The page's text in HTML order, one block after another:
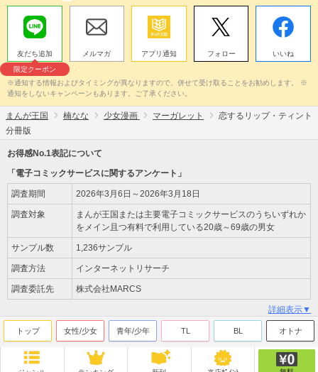
友だち追加
限定クーポン
メルマガ アプリ通知 フォロー いいね
※通知する情報およびタイミングが異なりますので、併せて受け取ることをお勧めします。 ※
通知をしないキャンペーンもあります。ご了承ください。
まんが王国 楠なな 少女漫画 マーガレット
恋するリップ・ティント
分冊版
お得感No.1表記について
「電子コミックサービスに関するアンケート」
調査期間 2026年3月6日～2026年3月18日
調査対象
まんが王国または主要電子コミックサービスのうちいずれか
をメイン且つ有料で利用している20歳～69歳の男女
サンプル数 1,236サンプル
調査方法 インターネットリサーチ
調査委託先 株式会社MARCS
詳細表示▼
トップ 女性/少女 青年/少年 TL BL オトナ